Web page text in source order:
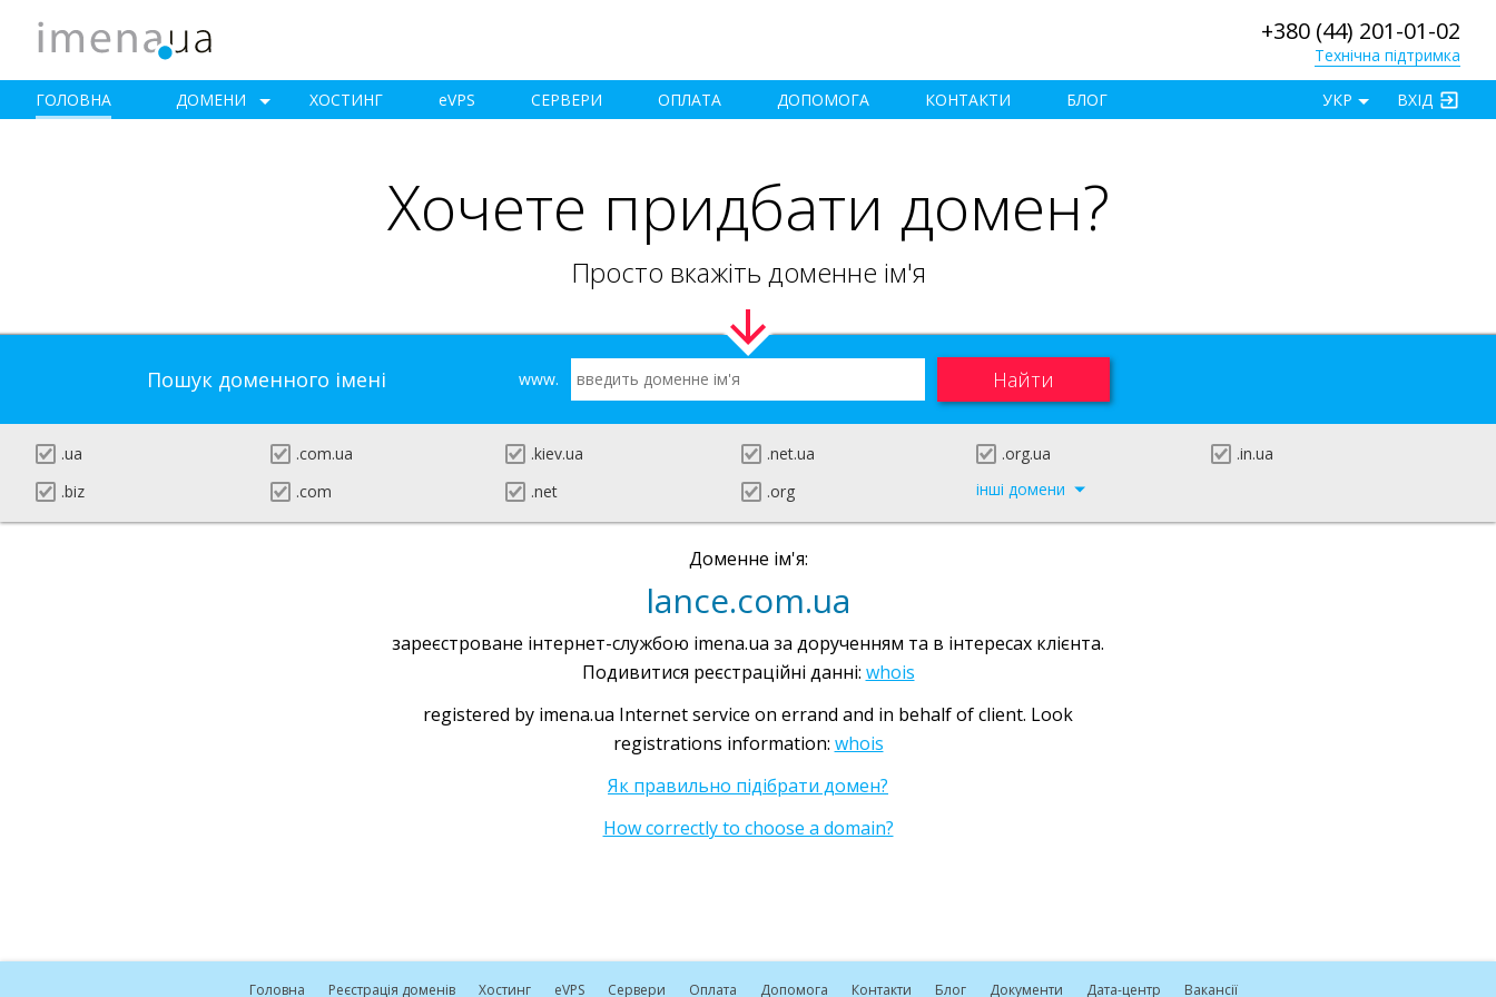
+380 (44) 201-01-02
Технічна підтримка
ГОЛОВНА ДОМЕНИ ХОСТИНГ eVPS СЕРВЕРИ ОПЛАТА ДОПОМОГА КОНТАКТИ БЛОГ ВХІД
УКР
Хочете придбати домен?
Просто вкажіть доменне ім'я
Пошук доменного імені www.
.ua .com.ua .kiev.ua .net.ua .org.ua
.in.ua
.biz
.com .net .org інші домени
Доменне ім'я:
lance.com.ua
зареєстроване інтернет-службою imena.ua за дорученням та в інтересах клієнта.
Подивитися реєстраційні данні: whois
registered by imena.ua Internet service on errand and in behalf of client. Look
registrations information: whois
Як правильно підібрати домен?
How correctly to choose a domain?
Головна Реєстрація доменів Хостинг eVPS Сервери Оплата Допомога Контакти Блог Документи Дата-центр Вакансії